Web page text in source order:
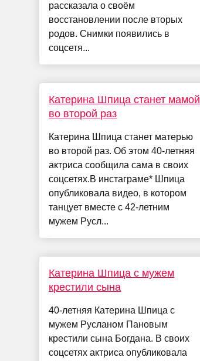
рассказала о своём
восстановлении после вторых
родов. Снимки появились в
соцсетя...
Катерина Шпица станет мамой
во второй раз
Катерина Шпица станет матерью
во второй раз. Об этом 40-летняя
актриса сообщила сама в своих
соцсетях.В инстаграме* Шпица
опубликовала видео, в котором
танцует вместе с 42-летним
мужем Русл...
Катерина Шпица с мужем
крестили сына
40-летняя Катерина Шпица с
мужем Русланом Пановым
крестили сына Богдана. В своих
соцсетях актриса опубликовала